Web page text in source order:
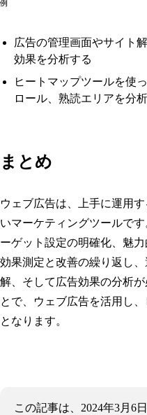
例
広告の管理画面やサイト
効果を分析する
ヒートマップツールを使
ロール、熟読エリアを分
まとめ
ウェブ広告は、上手に運用
いマーケティングツールで
ーゲット設定の明確化、魅
効果測定と改善の繰り返し
解、そして広告効果の分析
とで、ウェブ広告を活用し
となります。
この記事は、2024年3月6